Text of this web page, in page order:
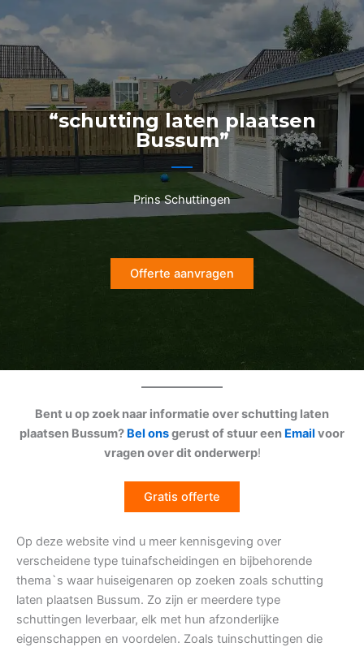
naar
de
inhoud
“schutting laten plaatsen
Bussum”
Prins Schuttingen
Offerte aanvragen
Bent u op zoek naar informatie over schutting laten
plaatsen Bussum? Bel onsgerust of stuur een Email voor
vragen over dit onderwerp!
Gratis offerte
Op deze website vind u meer kennisgeving over
verscheidene type tuinafscheidingen en bijbehorende
thema`s waar huiseigenaren op zoeken zoals schutting
laten plaatsen Bussum. Zo zijn er meerdere type
schuttingen leverbaar, elk met hun afzonderlijke
eigenschappen en voordelen. Zoals tuinschuttingen die